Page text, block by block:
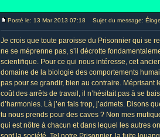
Posté le: 13 Mar 2013 07:18 Sujet du message:
Je crois que toute paroisse du Prisonnier qui se
ne se méprenne pas, s’il décrotte
scientifique. Pour ce qui nous intéresse, cet
domaine de la biologie des comportements
pas pour se grandir, bien au contraire. Méprisant
coût des arrêts de travail, il n’hésitait pas à se
d’harmonies. Là j’en fais trop, j’admets. Disons
tu nous prends pour des caves ? Non mes
qui est nôtre à chacun et dans lequel les autres